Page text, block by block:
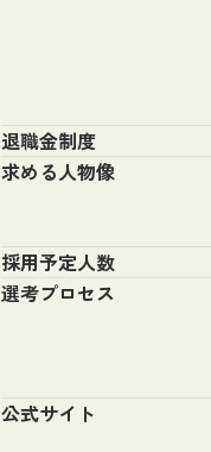
退職金制度
求める人物像
採用予定人数
選考プロセス
公式サイト